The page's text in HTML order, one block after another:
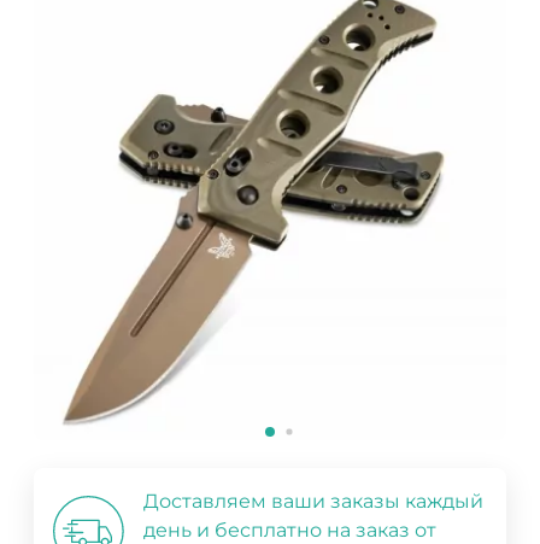
Доставляем ваши заказы каждый
день и бесплатно на заказ от